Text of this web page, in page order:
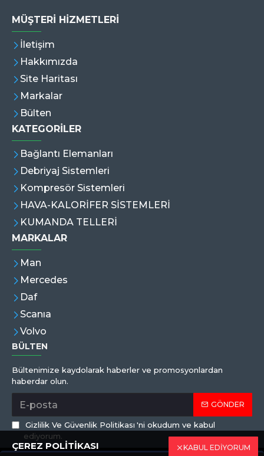
MÜŞTERI HIZMETLERI
İletişim
Hakkımızda
Site Haritası
Markalar
Bülten
KATEGORİLER
Bağlantı Elemanları
Debriyaj Sistemleri
Kompresör Sistemleri
HAVA-KALORİFER SİSTEMLERİ
KUMANDA TELLERİ
MARKALAR
Man
Mercedes
Daf
Scanıa
Volvo
BÜLTEN
Bültenimize kaydolarak haberler ve promosyonlardan
haberdar olun.
GÖNDER
Gizlilik Ve Güvenlik Politikası 'ni okudum ve kabul
ediyorum.
KABUL EDİYORUM
ÇEREZ POLİTİKASI